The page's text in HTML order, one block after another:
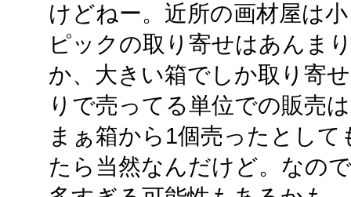
けどねー。近所の画材屋は
ピックの取り寄せはあんま
か、大きい箱でしか取り寄
りで売ってる単位での販売
まぁ箱から1個売ったとし
たら当然なんだけど。なの